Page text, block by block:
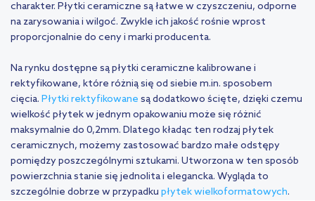
charakter. Płytki ceramiczne są łatwe w czyszczeniu, odporne
na zarysowania i wilgoć. Zwykle ich jakość rośnie wprost
proporcjonalnie do ceny i marki producenta.
Na rynku dostępne są płytki ceramiczne kalibrowane i
rektyfikowane, które różnią się od siebie m.in. sposobem
cięcia. Płytki rektyfikowane są dodatkowo ścięte, dzięki czemu
wielkość płytek w jednym opakowaniu może się różnić
maksymalnie do 0,2mm. Dlatego kładąc ten rodzaj płytek
ceramicznych, możemy zastosować bardzo małe odstępy
pomiędzy poszczególnymi sztukami. Utworzona w ten sposób
powierzchnia stanie się jednolita i elegancka. Wygląda to
szczególnie dobrze w przypadku płytek wielkoformatowych.